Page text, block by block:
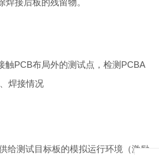
焊接后板的残留物。
触PCB布局外的测试点，检测PCBA
焊接情况
给测试目标板的模拟运行环境（激励